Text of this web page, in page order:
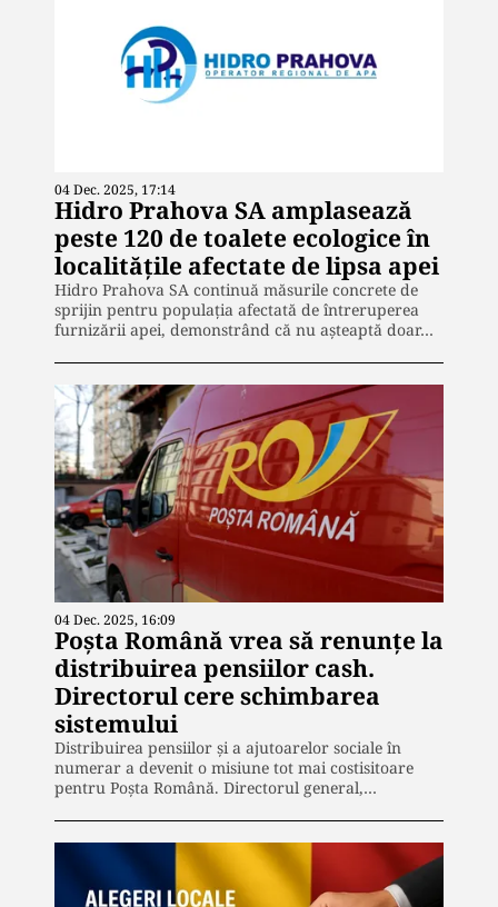
04 Dec. 2025, 17:14
Hidro Prahova SA amplasează
peste 120 de toalete ecologice în
localitățile afectate de lipsa apei
Hidro Prahova SA continuă măsurile concrete de
sprijin pentru populația afectată de întreruperea
furnizării apei, demonstrând că nu așteaptă doar…
04 Dec. 2025, 16:09
Poșta Română vrea să renunțe la
distribuirea pensiilor cash.
Directorul cere schimbarea
sistemului
Distribuirea pensiilor și a ajutoarelor sociale în
numerar a devenit o misiune tot mai costisitoare
pentru Poșta Română. Directorul general,…